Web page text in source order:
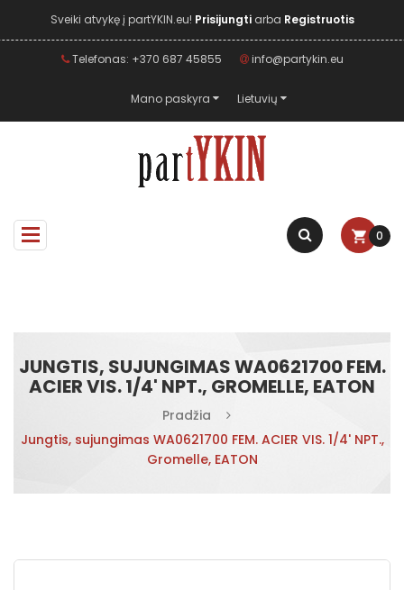
Sveiki atvykę į partYKIN.eu! Prisijungti arba Registruotis
Telefonas: +370 687 45855 info@partykin.eu
Mano paskyra Lietuvių
0
JUNGTIS, SUJUNGIMAS WA0621700 FEM.
ACIER VIS. 1/4' NPT., GROMELLE, EATON
Pradžia
Jungtis, sujungimas WA0621700 FEM. ACIER VIS. 1/4' NPT.,
Gromelle, EATON